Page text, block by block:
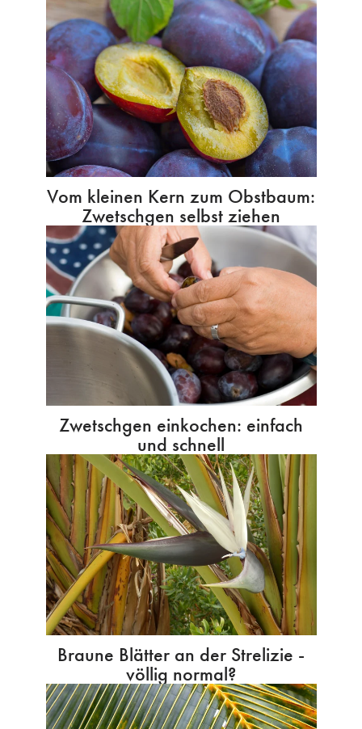
Vom kleinen Kern zum Obstbaum:
Zwetschgen selbst ziehen
Zwetschgen einkochen: einfach
und schnell
Braune Blätter an der Strelizie -
völlig normal?